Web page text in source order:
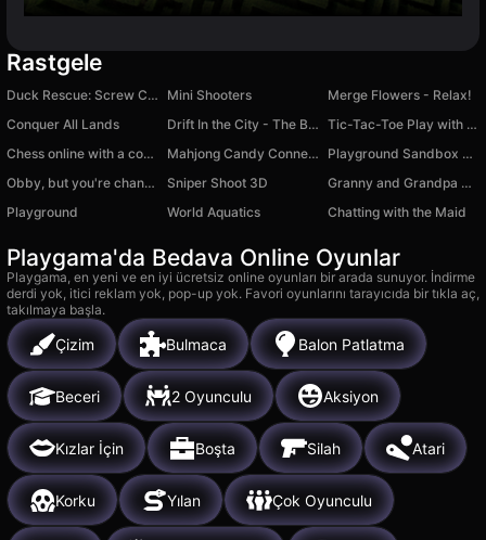
Rastgele
Duck Rescue: Screw Clear Mini Shooters
Merge Flowers - Relax!
Conquer All Lands
Drift In the City - The Blacklist
Tic-Tac-Toe Play with Friends Online
Chess online with a computer
Mahjong Candy Connect
Playground Sandbox Mod Digital Circus
Obby, but you're changing colors!
Sniper Shoot 3D
Granny and Grandpa Night Hunters
Playground
World Aquatics Chatting with the Maid
Playgama'da Bedava Online Oyunlar
Playgama, en yeni ve en iyi ücretsiz online oyunları bir arada sunuyor. İndirme
derdi yok, itici reklam yok, pop-up yok. Favori oyunlarını tarayıcıda bir tıkla aç,
takılmaya başla.
Çizim Bulmaca Balon Patlatma
Beceri 2 Oyunculu Aksiyon
Kızlar İçin Boşta Silah Atari
Korku Yılan Çok Oyunculu